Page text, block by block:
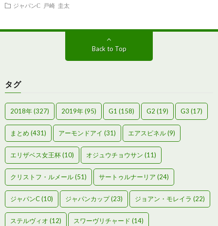
ジャパンC 戸崎 圭太
Back to Top
タグ
2018年(327) 2019年(95) G1 (158) G2 (19) G3 (17)
まとめ (431) アーモンドアイ (31) エアスピネル(9)
エリザベス女王杯(10) オジュウチョウサン (11)
クリストフ・ルメール(51) サートゥルナーリア (24)
ジャパンC(10) ジャパンカップ(23) ジョアン・モレイラ (22)
ステルヴィオ (12) スワーヴリチャード (14)